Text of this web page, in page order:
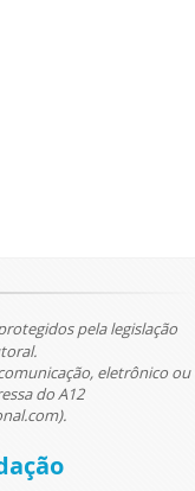
pela legislação
eletrônico ou
do A12